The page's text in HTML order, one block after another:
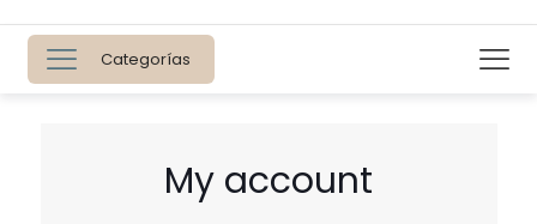
Categorías
My account